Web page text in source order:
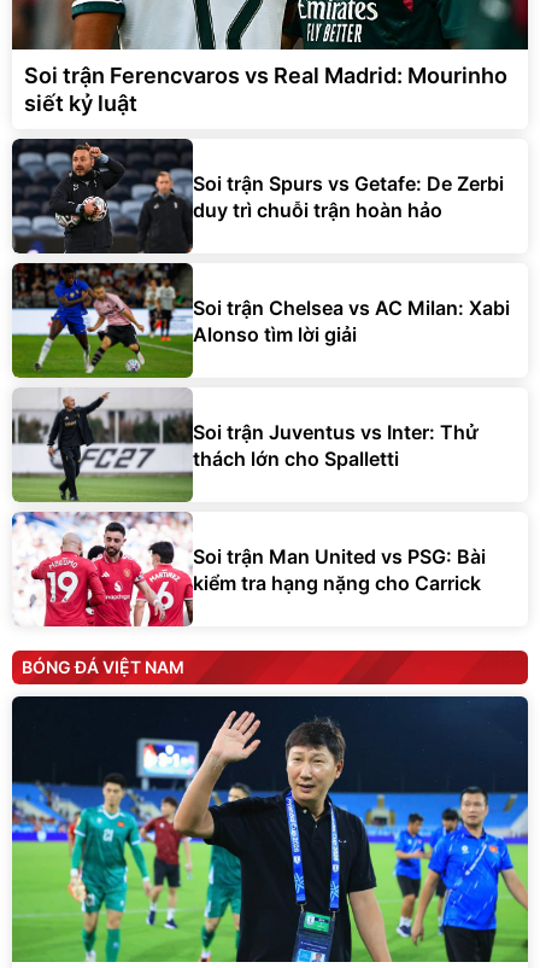
Soi trận Ferencvaros vs Real Madrid: Mourinho
siết kỷ luật
Soi trận Spurs vs Getafe: De Zerbi
duy trì chuỗi trận hoàn hảo
Soi trận Chelsea vs AC Milan: Xabi
Alonso tìm lời giải
Soi trận Juventus vs Inter: Thử
thách lớn cho Spalletti
Soi trận Man United vs PSG: Bài
kiểm tra hạng nặng cho Carrick
BÓNG ĐÁ VIỆT NAM